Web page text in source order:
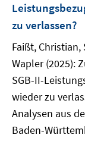
zu verlassen?
Faißt,
Wapler (2025):
SGB-II-
wieder zu
Analysen aus
Baden-